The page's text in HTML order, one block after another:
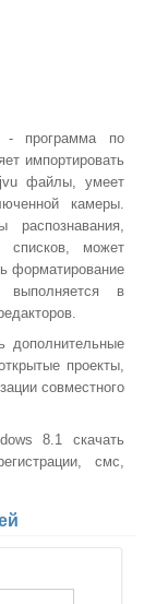
- программа по
импортировать
файлы, умеет
камеры.
распознавания,
списков, может
форматирование
выполняется в
дополнительные
проекты,
совместного
8.1 скачать
смс,